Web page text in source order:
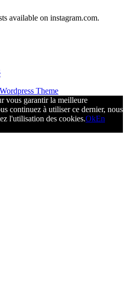
available on instagram.com.
Theme
vous garantir la meilleure
continuez à utiliser ce dernier, nous
l'utilisation des cookies.OkEn